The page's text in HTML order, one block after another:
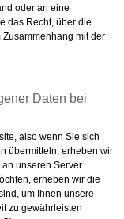
oder an eine
das Recht, über die
mit der
Daten bei
also wenn Sie sich
übermitteln, erheben wir
unseren Server
erheben wir die
um Ihnen unsere
zu gewährleisten